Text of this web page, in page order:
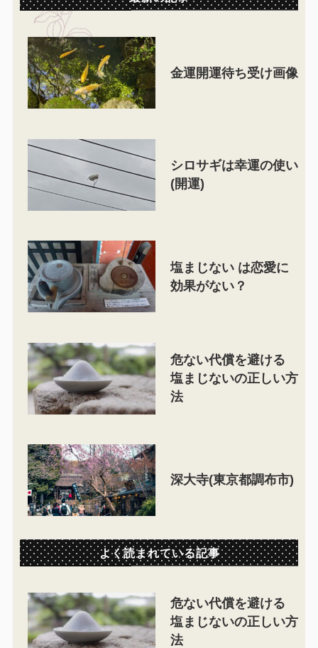
金運開運待ち受け画像
シロサギは幸運の使い
(開運)
塩まじない は恋愛に
効果がない？
危ない代償を避ける
塩まじないの正しい方
法
深大寺(東京都調布市)
よく読まれている記事
危ない代償を避ける
塩まじないの正しい方
法